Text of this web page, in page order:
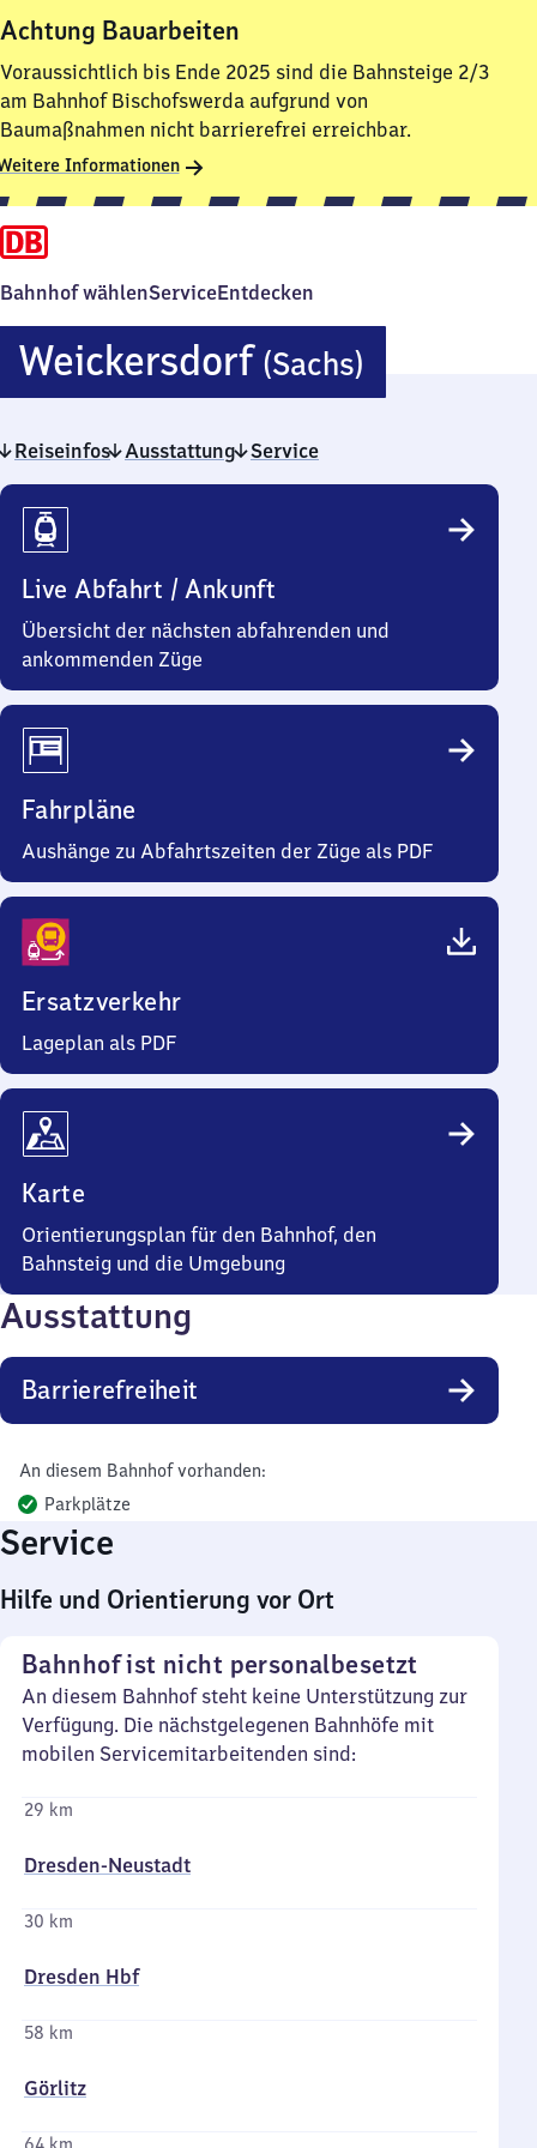
Achtung Bauarbeiten
Voraussichtlich bis Ende 2025 sind die Bahnsteige 2/3
am Bahnhof Bischofswerda aufgrund von
Baumaßnahmen nicht barrierefrei erreichbar.
Informationen
Bahnhof wählenServiceEntdecken
Weickersdorf (Sachs)
(Sachsen)
Reiseinfos Ausstattung Service
Reiseinfos
Live Abfahrt / Ankunft
Übersicht der nächsten abfahrenden und
ankommenden Züge
Fahrpläne
Aushänge zu Abfahrtszeiten der Züge als PDF
Ersatzverkehr
Lageplan als PDF
Karte
Orientierungsplan für den Bahnhof, den
Bahnsteig und die Umgebung
Ausstattung
Barrierefreiheit
An diesem Bahnhof vorhanden:
Parkplätze
Service
Hilfe und Orientierung vor Ort
Bahnhof ist nicht personalbesetzt
An diesem Bahnhof steht keine Unterstützung zur
Verfügung. Die nächstgelegenen Bahnhöfe mit
mobilen Servicemitarbeitenden sind:
29 km
Dresden-Neustadt
30 km
Dresden Hbf
58 km
Görlitz